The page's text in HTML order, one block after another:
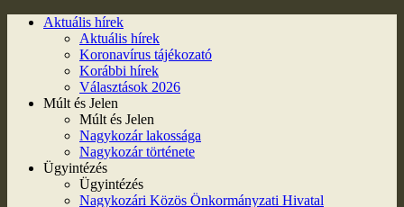
Aktuális hírek
Aktuális hírek
Koronavírus tájékozató
Korábbi hírek
Választások 2026
Múlt és Jelen
Múlt és Jelen
Nagykozár lakossága
Nagykozár története
Ügyintézés
Ügyintézés
Nagykozári Közös Önkormányzati Hivatal